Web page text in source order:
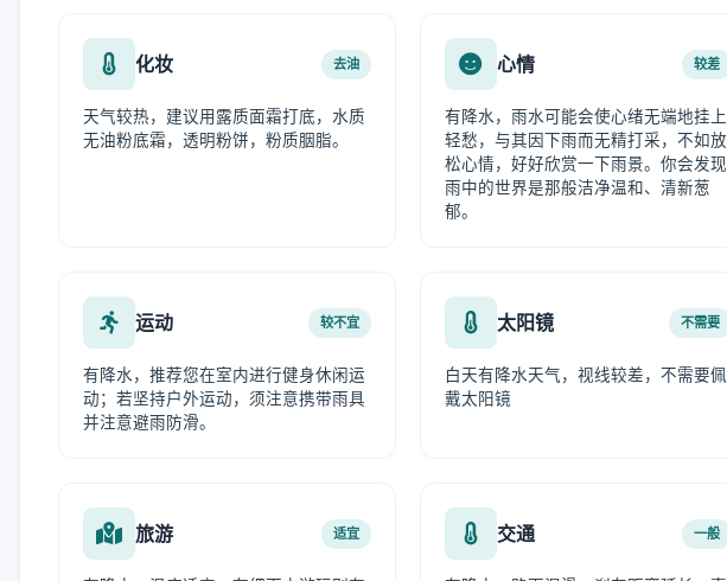
化妆 去油
天气较热，建议用露质面霜打底，水质
无油粉底霜，透明粉饼，粉质胭脂。
心情 较差
有降水，雨水可能会使心绪无端地挂上
轻愁，与其因下雨而无精打采，不如放
松心情，好好欣赏一下雨景。你会发现
雨中的世界是那般洁净温和、清新葱
郁。
运动 较不宜
有降水，推荐您在室内进行健身休闲运
动；若坚持户外运动，须注意携带雨具
并注意避雨防滑。
太阳镜 不需要
白天有降水天气，视线较差，不需要佩
戴太阳镜
旅游 适宜 交通 一般